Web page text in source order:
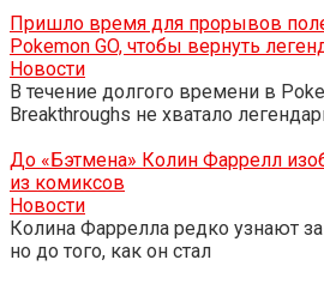
Пришло время для прорывов
Pokemon GO, чтобы вернуть
Новости
В течение долгого времени в
Breakthroughs не хватало
До «Бэтмена» Колин Фаррелл
из комиксов
Новости
Колина Фаррелла редко узнают
но до того, как он стал